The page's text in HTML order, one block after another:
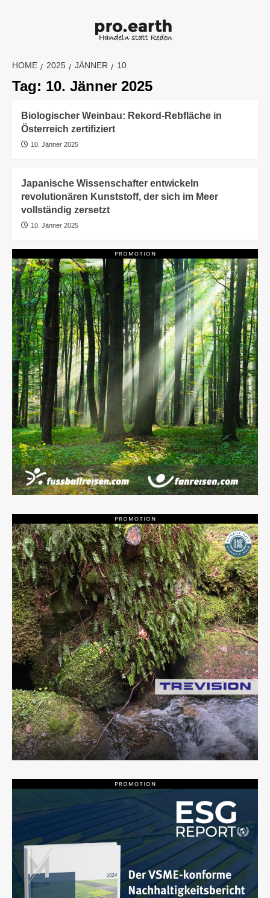
HOME 2025 JÄNNER 10
Tag: 10. Jänner 2025
Biologischer Weinbau: Rekord-Rebfläche in
Österreich zertifiziert
10. Jänner 2025
Japanische Wissenschafter entwickeln
revolutionären Kunststoff, der sich im Meer
vollständig zersetzt
10. Jänner 2025